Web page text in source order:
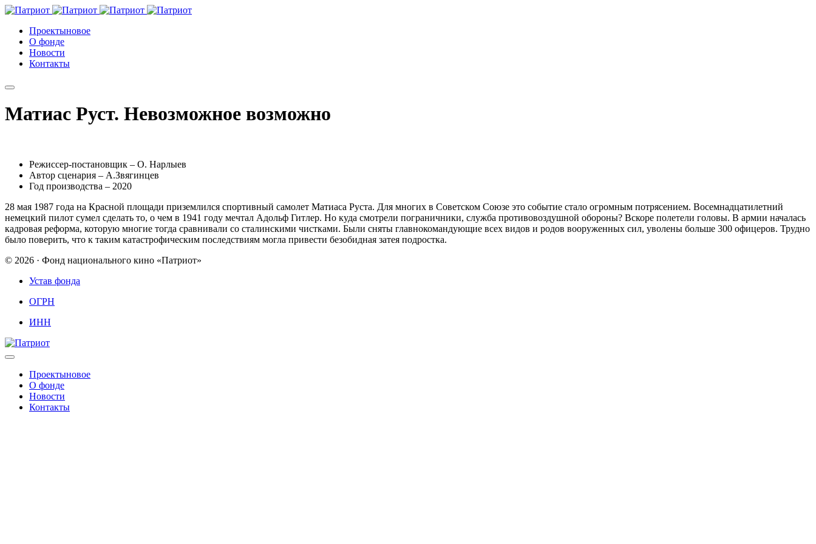
Проектыновое
О фонде
Новости
Контакты
Матиас Руст. Невозможное возможно
Режиссер-постановщик – О. Нарлыев
Автор сценария – А.Звягинцев
Год производства – 2020
28 мая 1987 года на Красной площади приземлился спортивный самолет Матиаса Руста. Для многих в Советском Союзе это событие стало огромным потрясением. Восемнадцатилетний
немецкий пилот сумел сделать то, о чем в 1941 году мечтал Адольф Гитлер. Но куда смотрели пограничники, служба противовоздушной обороны? Вскоре полетели головы. В армии началась
кадровая реформа, которую многие тогда сравнивали со сталинскими чистками. Были сняты главнокомандующие всех видов и родов вооруженных сил, уволены больше 300 офицеров. Трудно
было поверить, что к таким катастрофическим последствиям могла привести безобидная затея подростка.
© 2026 · Фонд национального кино «Патриот»
Устав фонда
ОГРН
ИНН
Проектыновое
О фонде
Новости
Контакты